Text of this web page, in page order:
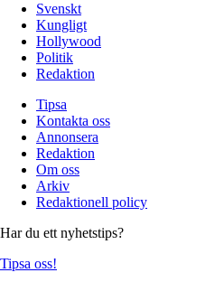
Svenskt
Kungligt
Hollywood
Politik
Redaktion
Tipsa
Kontakta oss
Annonsera
Redaktion
Om oss
Arkiv
Redaktionell policy
Har du ett nyhetstips?
Tipsa oss!